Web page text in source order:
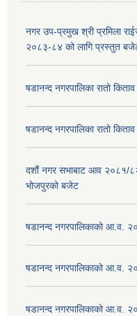
नगर उप-प्रमुख श्री प्रमिला
२०८३-८४ को लागि प्रस्तुत
षडानन्द नगरपालिका रातो
षडानन्द नगरपालिका रातो
दशौं नगर सभाबाट आव २०८१/८२
भोजपुरको बजेट
षडानन्द नगरपालिकाको आ.व.
षडानन्द नगरपालिकाको आ.व.
षडानन्द नगरपालिकाको आ.व.